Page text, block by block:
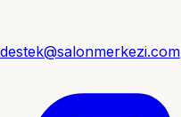
destek@salonmerkezi.com